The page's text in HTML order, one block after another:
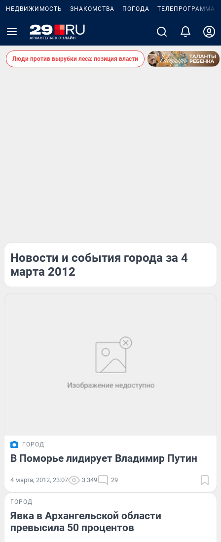
НЕДВИЖИМОСТЬ ЗНАКОМСТВА ПОГОДА ТЕЛЕПРОГРАММА
Люди против вырубки леса: позиция власти
Новости и события города за 4
марта 2012
ГОРОД
В Поморье лидирует Владимир Путин
4 марта, 2012, 23:07 3 349 29
ГОРОД
Явка в Архангельской области
превысила 50 процентов